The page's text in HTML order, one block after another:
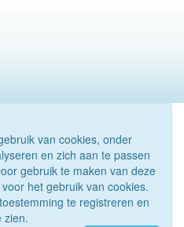
van cookies, onder
en zich aan te passen
gebruik te maken van deze
het gebruik van cookies.
te registreren en
zien.